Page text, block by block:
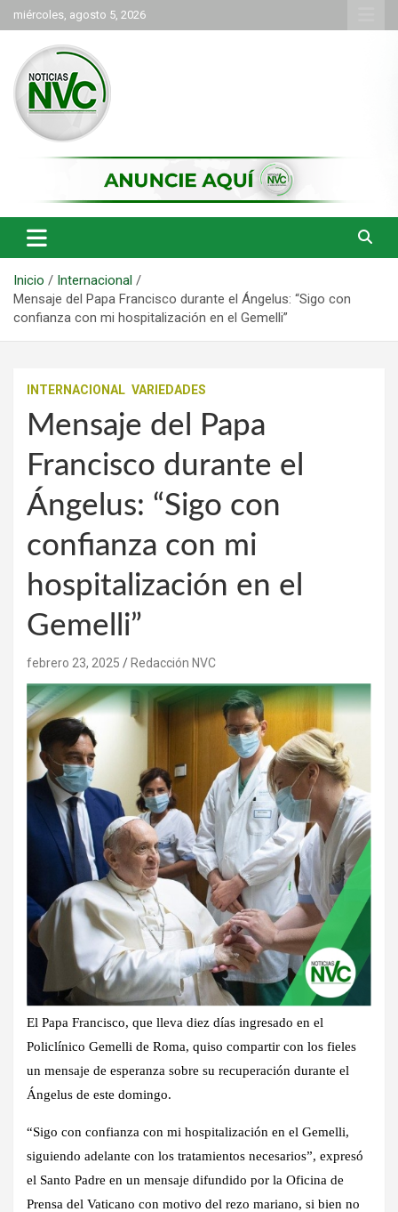
Saltar
al
contenido
miércoles, agosto 5, 2026
NVC Noticias
Inicio
Internacional
Mensaje del Papa Francisco durante el Ángelus: “Sigo con
confianza con mi hospitalización en el Gemelli”
INTERNACIONAL VARIEDADES
Mensaje del Papa
Francisco durante el
Ángelus: “Sigo con
confianza con mi
hospitalización en el
Gemelli”
febrero 23, 2025 Redacción NVC
El Papa Francisco, que lleva diez días ingresado en el
Policlínico Gemelli de Roma, quiso compartir con los fieles
un mensaje de esperanza sobre su recuperación durante el
Ángelus de este domingo.
“Sigo con confianza con mi hospitalización en el Gemelli,
siguiendo adelante con los tratamientos necesarios”, expresó
el Santo Padre en un mensaje difundido por la Oficina de
Prensa del Vaticano con motivo del rezo mariano, si bien no